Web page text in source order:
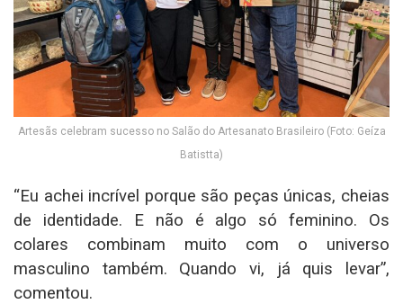
Artesãs celebram sucesso no Salão do Artesanato Brasileiro (Foto: Geíza
Batistta)
“Eu achei incrível porque são peças únicas, cheias
de identidade. E não é algo só feminino. Os
colares combinam muito com o universo
masculino também. Quando vi, já quis levar”,
comentou.